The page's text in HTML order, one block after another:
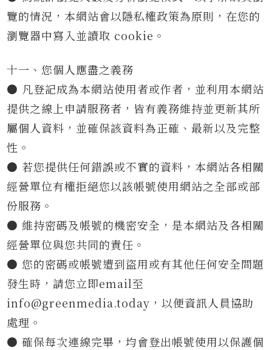
覽的情況，本網站會以隱私權政策為原則，在您的
瀏覽器中寫入並讀取 cookie。
十一、您個人應盡之義務
● 凡登記成為本網站使用者或作者，並利用本網站
提供之線上申請服務者，皆有義務維持並更新其所
屬個人資料，並確保該資料為正確、最新以及完整
性。
● 若您提供任何錯誤或不實的資料，本網站各相關
經營單位有權拒絕您以該帳號使用網站之全部或部
份服務。
● 維持密碼及帳號的機密安全，是本網站及各相關
經營單位與您共同的責任。
● 您的密碼或帳號遭到盜用或有其他任何安全問題
發生時，請您立即email至
info@greenmedia.today ，以便資訊人員協助
處理。
● 確保每次連線完畢，均會登出帳號使用以保護個